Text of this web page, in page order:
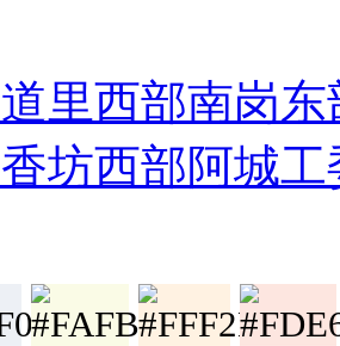
道里西部南岗东
香坊西部阿城工